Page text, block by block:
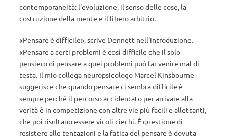
contemporaneità: l’evoluzione, il senso delle cose, la
costruzione della mente e il libero arbitrio.
«Pensare è difficile», scrive Dennett nell’introduzione.
«Pensare a certi problemi è così difficile che il solo
pensiero di pensare a quei problemi può far venire mal di
testa. Il mio collega neuropsicologo Marcel Kinsbourne
suggerisce che quando pensare ci sembra difficile è
sempre perché il percorso accidentato per arrivare alla
verità è in competizione con altre vie più facili e allettanti,
che poi risultano essere vicoli ciechi. È questione di
resistere alle tentazioni e la fatica del pensare è dovuta